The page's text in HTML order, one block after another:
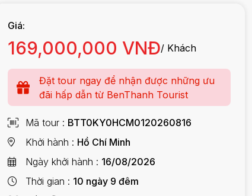
Giá:
169,000,000 VNĐ/ Khách
Đặt tour ngay để nhận được những ưu
đãi hấp dẫn từ BenThanh Tourist
Mã tour
BTT0KY0HCM0120260816
Khởi hành
Hồ Chí Minh
Ngày khởi hành
16/08/2026
Thời gian
10 ngày 9 đêm